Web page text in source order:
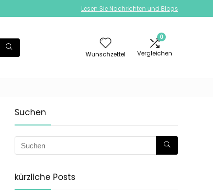
Lesen Sie Nachrichten und Blogs
Wunschzettel
0
Vergleichen
Suchen
kürzliche Posts